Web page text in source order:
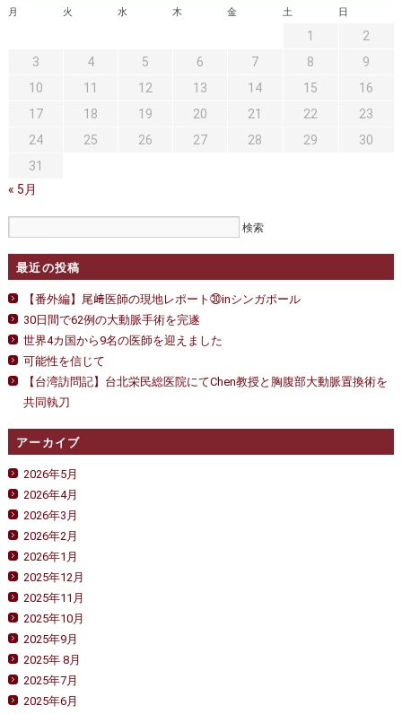
正しい病院の選び方 アクセス
外来予約をされた方へ
採用・医療関係の方へ
私どもの特色
医師募集情報 ドクターカー
トピックス一覧
月 火 水 木 金 土 日
1
2
3
4 5 6 7 8
9
10
11 12 13 14 15
16
17
18 19 20 21 22
23
24
25 26 27 28 29
30
31
« 5月
最近の投稿
【番外編】尾﨑医師の現地レポート㉚inシンガポール
30日間で62例の大動脈手術を完遂
世界4カ国から9名の医師を迎えました
可能性を信じて
【台湾訪問記】台北栄民総医院にてChen教授と胸腹部大動脈置換術を
共同執刀
アーカイブ
2026年5月
2026年4月
2026年3月
2026年2月
2026年1月
2025年12月
2025年11月
2025年10月
2025年9月
2025年 8月
2025年7月
2025年6月